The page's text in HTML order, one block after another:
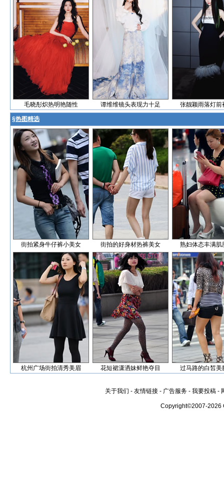
毛晓彤炽热明艳随性 谭维维镜头表现力十足 张靓颖雨落灯前
§热图精选
街拍紧身牛仔裤小美女 街拍的好身材热裤美女 熟妇体态丰满肌
杭州广场街拍清秀美眉 花短裙潇洒妹鲜艳夺目 过马路的白皙美
关于我们 - 友情链接 - 广告服务 - 我要投稿 -
Copyright©2007-2026